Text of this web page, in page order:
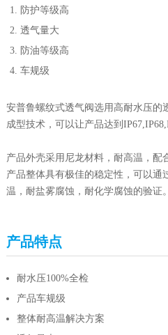
防护等级高
透气量大
防油等级高
车规级
安普鲁螺纹式透气阀选用高耐水压的
成型技术，可以让产品达到
产品外壳采用尼龙材料，耐高温，配
产品整体具有极佳的稳定性，可以通
温，耐盐雾腐蚀，耐化学腐蚀的验证。
产品特点
耐水压100%全检
产品车规级
整体耐高温解决方案